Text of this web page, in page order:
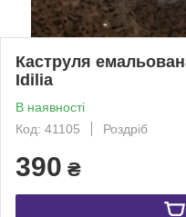
Каструля
Idilia
В наявності
Код: 41105
Роздріб
390 ₴